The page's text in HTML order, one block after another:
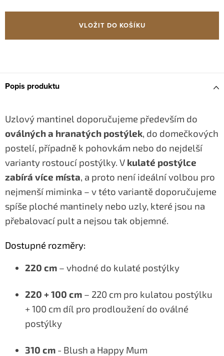
cena:
VLOŽIT DO KOŠÍKU
Popis produktu
Uzlový mantinel doporučujeme především do
oválných a hranatých postýlek, do domečkových
postelí, případně k pohovkám nebo do nejdelší
varianty rostoucí postýlky. V kulaté postýlce
zabírá více místa, a proto není ideální volbou pro
nejmenší miminka – v této variantě doporučujeme
spíše ploché mantinely nebo uzly, které jsou na
přebalovací pult a nejsou tak objemné.
Dostupné rozměry:
220 cm – vhodné do kulaté postýlky
220 + 100 cm – 220 cm pro kulatou postýlku
+ 100 cm díl pro prodloužení do oválné
postýlky
310 cm - Blush a Happy Mum